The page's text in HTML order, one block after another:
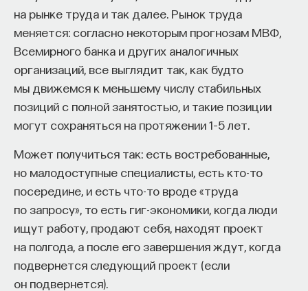
на рынке труда и так далее. Рынок труда
меняется: согласно некоторым прогнозам МВФ,
Всемирного банка и других аналогичных
организаций, все выглядит так, как будто
мы движемся к меньшему числу стабильных
позиций с полной занятостью, и такие позиции
могут сохраняться на протяжении 1–5 лет.
Может получиться так: есть востребованные,
но малодоступные специалисты, есть кто-то
посередине, и есть что-то вроде «труда
по запросу», то есть гиг-экономики, когда люди
ищут работу, продают себя, находят проект
на полгода, а после его завершения ждут, когда
подвернется следующий проект (если
он подвернется).
так или иначе любое деление, как и любая
периодизация истории, в какой-то степени
условна. Но при этом всегда есть в этом
пространстве обособление. Медиевист
в этом случае, мне кажется, если не каста,
то определённая группа, очень жёстко
маркированная. То есть Средневековье,
позднее Средневековье, начало ведовских
процессов, плавно перетекает в раннее
Новое время; пик ведовских процессов,
насколько я понимаю, связан с ранним Новым
Временем, а не со Средневековьем,
с которым обычно его связывают. Но эта
некоторая партийность, "я — медиевист", это
заявление, насколько оно оправдано?